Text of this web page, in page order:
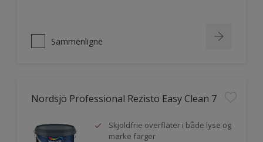
Sammenligne
Nordsjö Professional Rezisto Easy Clean 7
Skjoldfrie overflater i både lyse og
mørke farger